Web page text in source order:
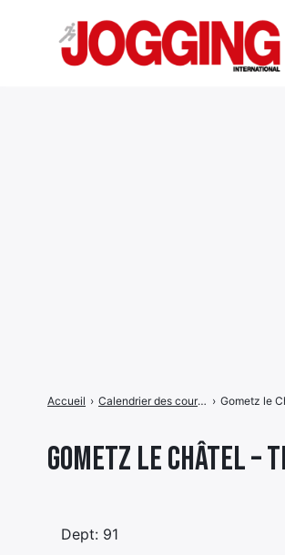
Gometz le Châtel –
Accueil › Calendrier des courses › Gometz le
Dept: 91